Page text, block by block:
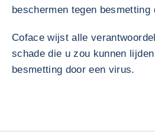
beschermen tegen besmetting
Coface wijst alle
schade die u zou kunnen
besmetting door een virus.